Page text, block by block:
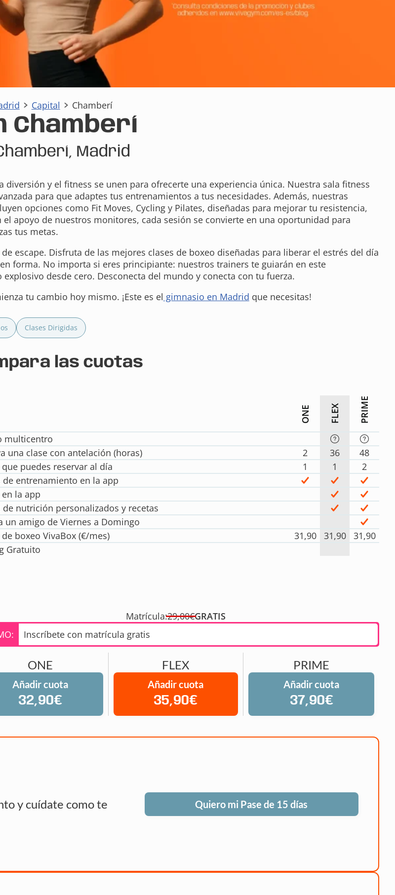
Capital Chamberí
Chamberí
Madrid
diversión y el fitness se unen para ofrecerte una experiencia única. Nuestra sala fitness
para que adaptes tus entrenamientos a tus necesidades. Además, nuestras
opciones como Fit Moves, Cycling y Pilates, diseñadas para mejorar tu resistencia,
apoyo de nuestros monitores, cada sesión se convierte en una oportunidad para
tus metas.
escape. Disfruta de las mejores clases de boxeo diseñadas para liberar el estrés del día
forma. No importa si eres principiante: nuestros trainers te guiarán en este
desde cero. Desconecta del mundo y conecta con tu fuerza.
tu cambio hoy mismo. ¡Este es el gimnasio en Madrid que necesitas!
Clases Dirigidas
las cuotas
ONE FLEX PRIME
multicentro
una clase con antelación (horas)
2 36
48
que puedes reservar al día
1 1
2
de entrenamiento en la app
en la app
de nutrición personalizados y recetas
un amigo de Viernes a Domingo
de boxeo VivaBox (€/mes)
31,90 31,90
31,90
Gratuito
Matrícula:29,00€GRATIS
Inscríbete con matrícula gratis
ONE
Añadir cuota
32,90€
FLEX
Añadir cuota
35,90€
PRIME
Añadir cuota
37,90€
y cuídate como te
Quiero mi Pase de 15 días